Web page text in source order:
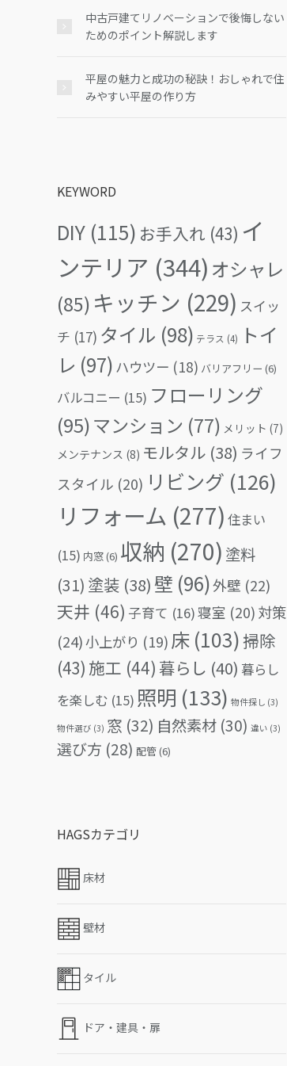
中古戸建てリノベーションで後悔しない
ためのポイント解説します
平屋の魅力と成功の秘訣！おしゃれで住
みやすい平屋の作り方
KEYWORD
DIY (115) お手入れ (43) イ
ンテリア (344) オシャレ
(85) キッチン (229) スイッ
チ (17) タイル (98) テラス (4)
トイ
レ (97) ハウツー (18) バリアフリー (6)
バルコニー (15) フローリング
(95)マンション (77) メリット (7)
メンテナンス (8) モルタル (38) ライフ
スタイル (20) リビング (126)
リフォーム (277) 住まい
(15) 内窓(6) 収納 (270) 塗料
(31) 塗装 (38) 壁 (96)外壁 (22)
天井 (46) 子育て (16)寝室 (20) 対策
(24)小上がり (19) 床 (103)掃除
(43) 施工 (44) 暮らし (40) 暮らし
を楽しむ (15) 照明 (133) 物件探し (3)
物件選び (3) 窓 (32) 自然素材 (30) 違い (3)
選び方 (28) 配管(6)
HAGSカテゴリ
床材
壁材
タイル
ドア・建具・扉